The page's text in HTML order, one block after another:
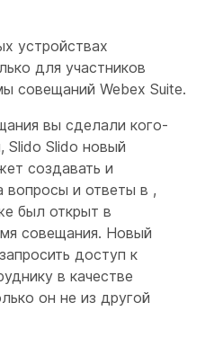
устройствах
для участников
совещаний Webex Suite.
вы сделали кого-
Slido Slido новый
создавать и
вопросы и ответы в ,
был открыт в
совещания. Новый
доступ к
в качестве
он не из другой